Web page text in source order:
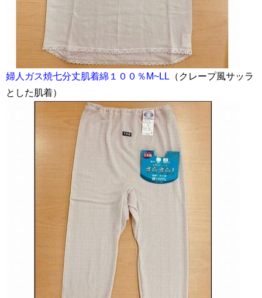
婦人ガス焼七分丈肌着綿１００％M~LL （クレープ風サッラ
とした肌着）